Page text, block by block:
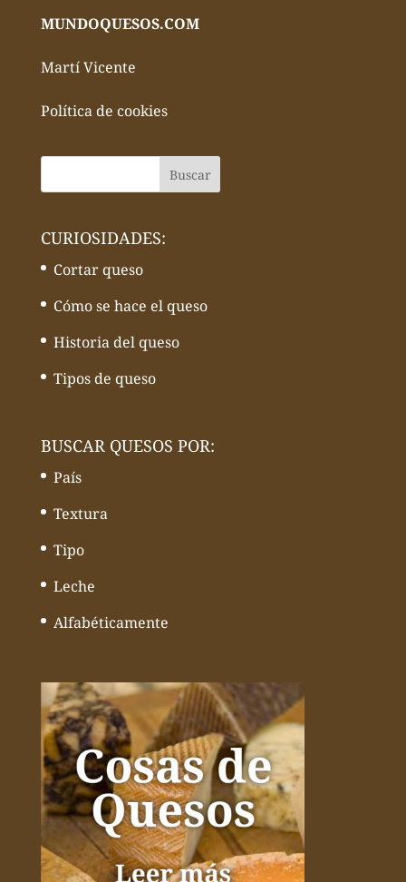
MUNDOQUESOS.COM
Martí Vicente
Política de cookies
CURIOSIDADES:
Cortar queso
Cómo se hace el queso
Historia del queso
Tipos de queso
BUSCAR QUESOS POR:
País
Textura
Tipo
Leche
Alfabéticamente